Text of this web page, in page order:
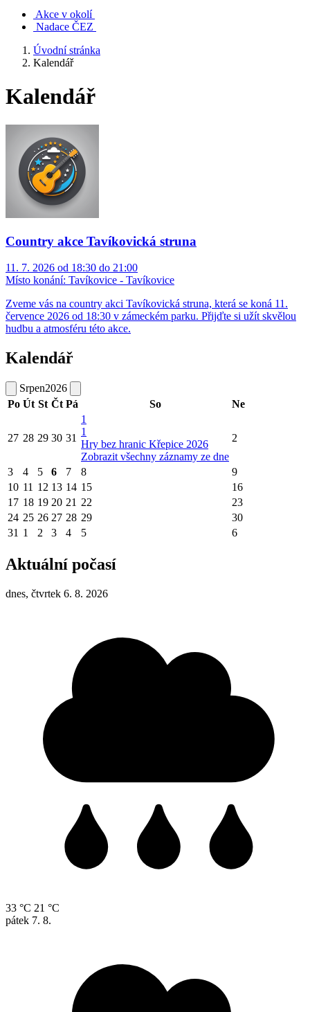
Akce v okolí
Nadace ČEZ
Úvodní stránka
Kalendář
Kalendář
Country akce Tavíkovická struna
11. 7. 2026 od 18:30 do 21:00
Místo konání: Tavíkovice - Tavíkovice
Zveme vás na country akci Tavíkovická struna, která se koná 11.
července 2026 od 18:30 v zámeckém parku. Přijďte si užít skvělou
hudbu a atmosféru této akce.
Kalendář
Srpen2026
Po Út St Čt Pá So Ne
27 28 29 30 31
1
1
Hry bez hranic Křepice 2026
Zobrazit všechny záznamy ze dne
2
3 4 5 6 7 8
9
10 11 12 13 14 15
16
17 18 19 20 21 22
23
24 25 26 27 28 29
30
31 1 2 3 4 5 6
Aktuální počasí
dnes, čtvrtek 6. 8. 2026
33 °C 21 °C
pátek 7. 8.